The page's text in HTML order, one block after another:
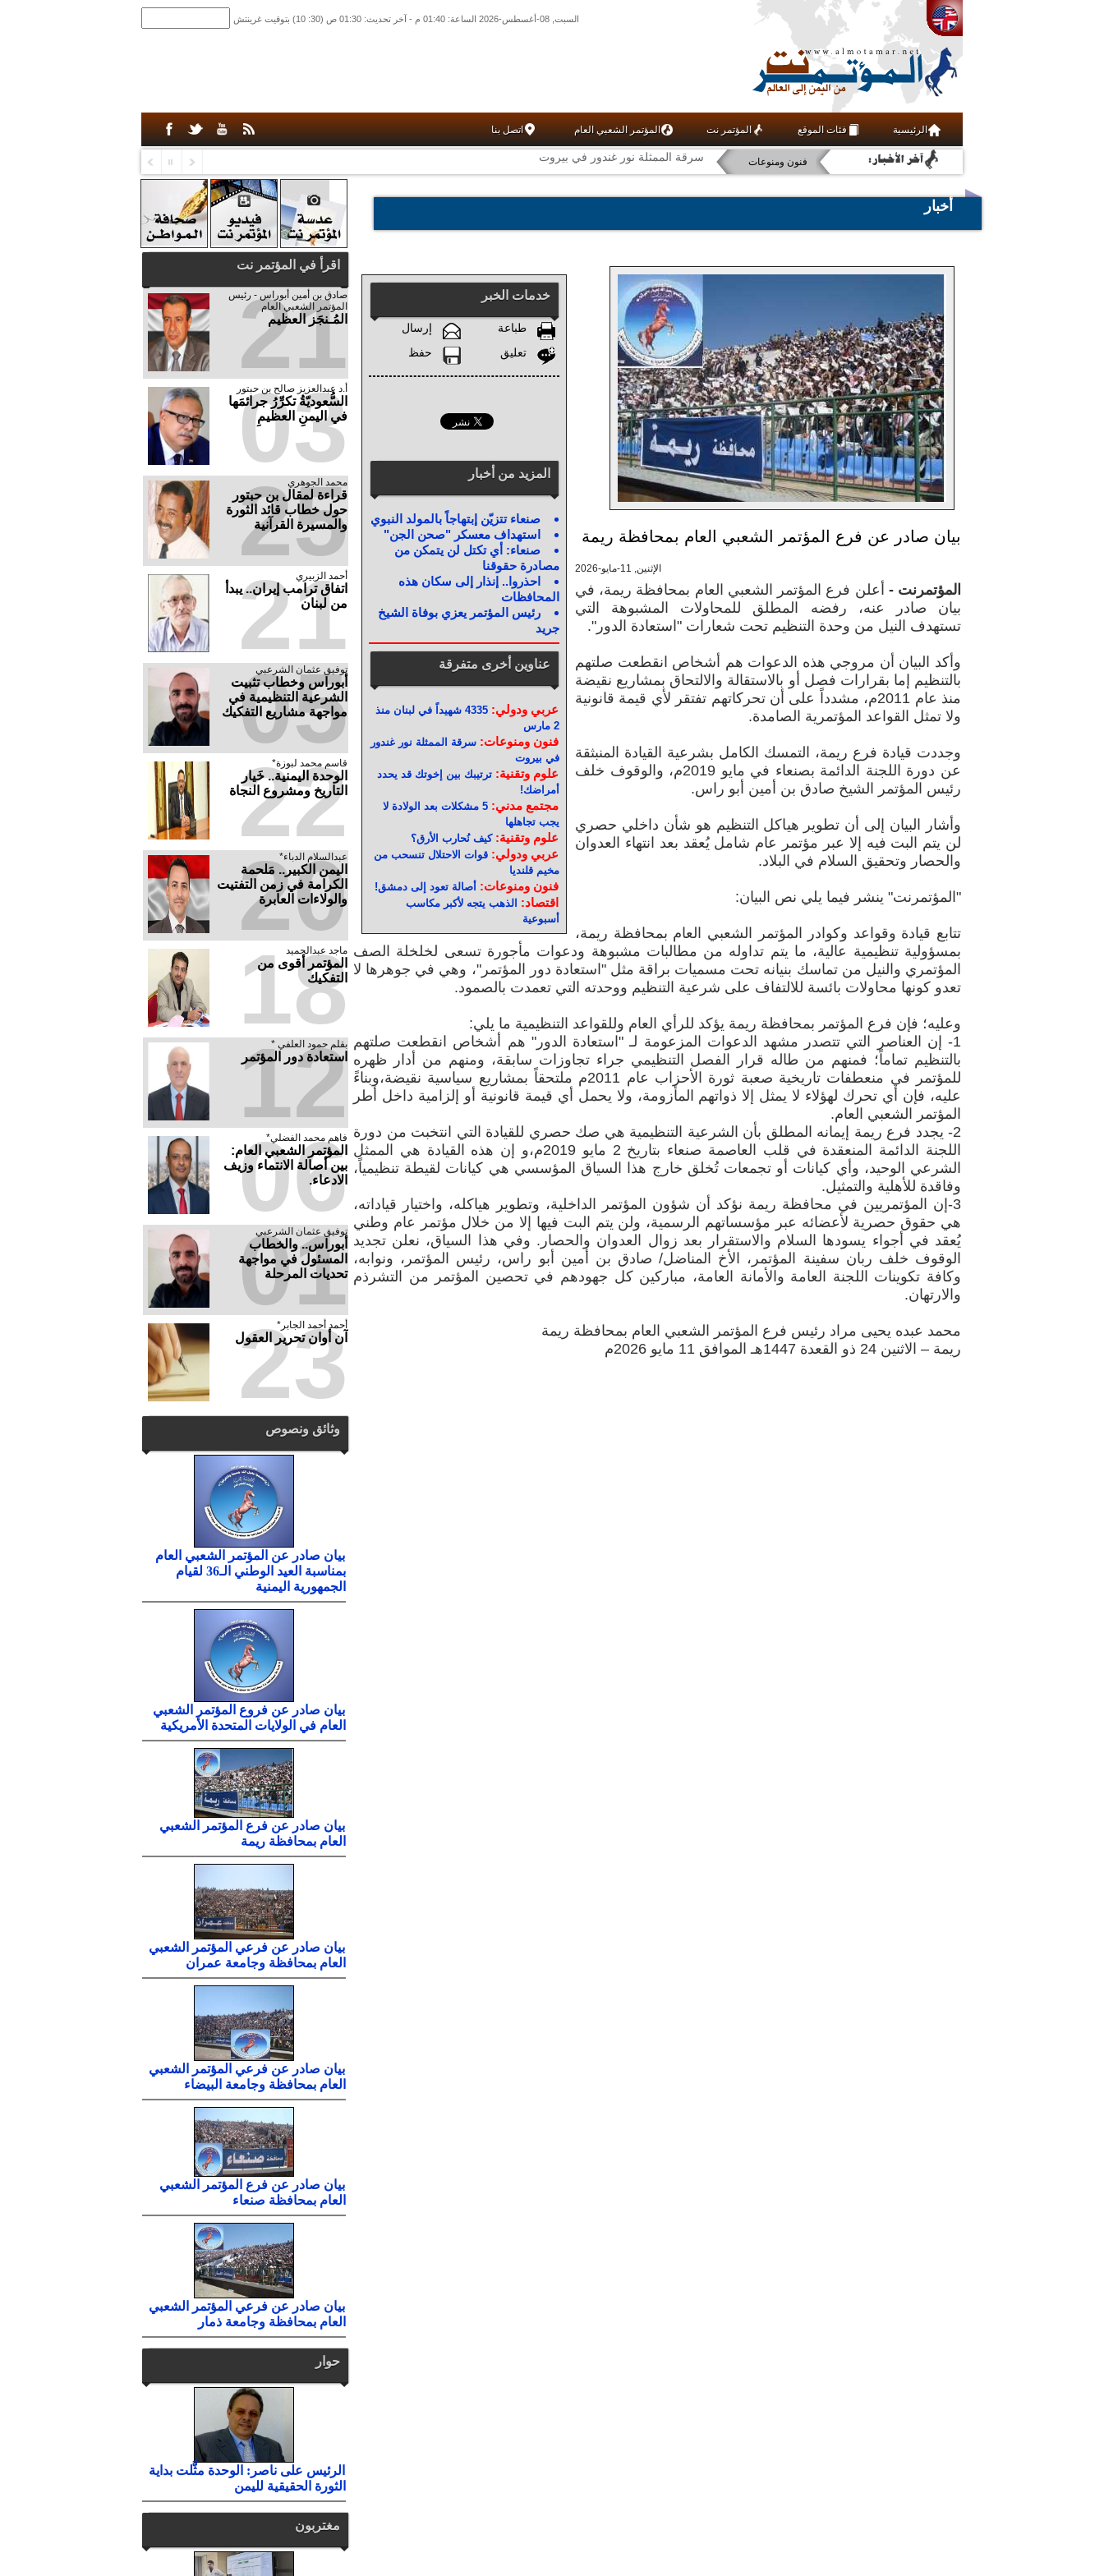
السبت, 08-أغسطس-2026 الساعة: 01:40 م - آخر تحديث: 01:30 ص (30: 10) بتوقيت غرينتش
الرئيسية فئات الموقع المؤتمر نت المؤتمر الشعبي العام اتصل بنا
مجتمع مدني
علوم وتقنية
أخبار
عربي ودولي
فنون ومنوعات سرقة الممثلة نور غندور في بيروت
أخبار
خدمات الخبر
طباعة
إرسال
تعليق
حفظ
المزيد من أخبار
صنعاء تتزيّن إبتهاجاً بالمولد النبوي
استهداف معسكر "صحن الجن"
صنعاء: أي تكتل لن يتمكن من
مصادرة حقوقنا
احذروا.. إنذار إلى سكان هذه
المحافظات
رئيس المؤتمر يعزي بوفاة الشيخ
جريد
عناوين أخرى متفرقة
عربي ودولي:
4335 شهيداً في لبنان منذ
2 مارس
فنون ومنوعات:سرقة الممثلة نور غندور
في بيروت
علوم وتقنية:ترتيبك بين إخوتك قد يحدد
أمراضك!
مجتمع مدني:
5 مشكلات بعد الولادة لا
يجب تجاهلها
علوم وتقنية:كيف نُحارب الأرق؟
عربي ودولي:قوات الاحتلال تنسحب من
مخيم قلنديا
فنون ومنوعات:أصالة تعود إلى دمشق!
اقتصاد: الذهب يتجه لأكبر مكاسب
أسبوعية
بيان صادر عن فرع المؤتمر الشعبي العام بمحافظة ريمة
الإثنين, 11-مايو-2026
المؤتمرنت - أعلن فرع المؤتمر الشعبي العام بمحافظة ريمة، في
بيان صادر عنه، رفضه المطلق للمحاولات المشبوهة التي
تستهدف النيل من وحدة التنظيم تحت شعارات "استعادة الدور".
وأكد البيان أن مروجي هذه الدعوات هم أشخاص انقطعت صلتهم
بالتنظيم إما بقرارات فصل أو بالاستقالة والالتحاق بمشاريع نقيضة
منذ عام 2011م، مشدداً على أن تحركاتهم تفتقر لأي قيمة قانونية
ولا تمثل القواعد المؤتمرية الصامدة.
وجددت قيادة فرع ريمة، التمسك الكامل بشرعية القيادة المنبثقة
عن دورة اللجنة الدائمة بصنعاء في مايو 2019م، والوقوف خلف
رئيس المؤتمر الشيخ صادق بن أمين أبو راس.
وأشار البيان إلى أن تطوير هياكل التنظيم هو شأن داخلي حصري
لن يتم البت فيه إلا عبر مؤتمر عام شامل يُعقد بعد انتهاء العدوان
والحصار وتحقيق السلام في البلاد.
"المؤتمرنت" ينشر فيما يلي نص البيان:
تتابع قيادة وقواعد وكوادر المؤتمر الشعبي العام بمحافظة ريمة،
بمسؤولية تنظيمية عالية، ما يتم تداوله من مطالبات مشبوهة ودعوات مأجورة تسعى لخلخلة الصف
المؤتمري والنيل من تماسك بنيانه تحت مسميات براقة مثل "استعادة دور المؤتمر"، وهي في جوهرها لا
تعدو كونها محاولات بائسة للالتفاف على شرعية التنظيم ووحدته التي تعمدت بالصمود.
وعليه؛ فإن فرع المؤتمر بمحافظة ريمة يؤكد للرأي العام وللقواعد التنظيمية ما يلي:
1- إن العناصر التي تتصدر مشهد الدعوات المزعومة لـ "استعادة الدور" هم أشخاص انقطعت صلتهم
بالتنظيم تماماً؛ فمنهم من طاله قرار الفصل التنظيمي جراء تجاوزات سابقة، ومنهم من أدار ظهره
للمؤتمر في منعطفات تاريخية صعبة ثورة الأحزاب عام 2011م ملتحقاً بمشاريع سياسية نقيضة،وبناءً
عليه، فإن أي تحرك لهؤلاء لا يمثل إلا ذواتهم المأزومة، ولا يحمل أي قيمة قانونية أو إلزامية داخل أطر
المؤتمر الشعبي العام.
2- يجدد فرع ريمة إيمانه المطلق بأن الشرعية التنظيمية هي صك حصري للقيادة التي انتخبت من دورة
اللجنة الدائمة المنعقدة في قلب العاصمة صنعاء بتاريخ 2 مايو 2019م،و إن هذه القيادة هي الممثل
الشرعي الوحيد، وأي كيانات أو تجمعات تُخلق خارج هذا السياق المؤسسي هي كيانات لقيطة تنظيمياً،
وفاقدة للأهلية والتمثيل.
3-إن المؤتمريين في محافظة ريمة نؤكد أن شؤون المؤتمر الداخلية، وتطوير هياكله، واختيار قياداته،
هي حقوق حصرية لأعضائه عبر مؤسساتهم الرسمية، ولن يتم البت فيها إلا من خلال مؤتمر عام وطني
يُعقد في أجواء يسودها السلام والاستقرار بعد زوال العدوان والحصار. وفي هذا السياق، نعلن تجديد
الوقوف خلف ربان سفينة المؤتمر، الأخ المناضل/ صادق بن أمين أبو راس، رئيس المؤتمر، ونوابه،
وكافة تكوينات اللجنة العامة والأمانة العامة، مباركين كل جهودهم في تحصين المؤتمر من التشرذم
والارتهان.
محمد عبده يحيى مراد رئيس فرع المؤتمر الشعبي العام بمحافظة ريمة
ريمة – الاثنين 24 ذو القعدة 1447هـ الموافق 11 مايو 2026م
اقرأ في المؤتمر نت
صادق‮ ‬بن‮ ‬أمين‮ ‬أبوراس - رئيس‮
‬المؤتمر‮ ‬الشعبي‮ ‬العام
المُـنجَز العظيم
21
أ.د عبدالعزيز صالح بن حبتور
السُّعوديّةُ تكرِّرُ جرائمَها
في اليمنِ العظيمِ
03
محمد الجوهري
قراءة لمقال بن حبتور
حول خطاب قائد الثورة
والمسيرة القرآنية
25
أحمد الزبيري
اتفاق ترامب إيران.. يبدأ
من لبنان
21
توفيق عثمان الشرعبي
أبوراس وخطاب تثبيت
الشرعية التنظيمية في
مواجهة مشاريع التفكيك
05
قاسم محمد لبوزة*
الوحدة اليمنية.. خَيار
التاريخ ومشروع النجاة
22
عبدالسلام الدباء*
​اليمن الكبير.. مَلحمة
الكرامة في زمن التفتيت
والولاءات العابرة
20
ماجد عبدالحميد
المؤتمر أقوى من
التفكيك
18
بقلم حمود العلفي *
استعادة دور المؤتمر
12
فاهم محمد الفضلي*
المؤتمر الشعبي العام:
بين أصالة الانتماء وزيف
الادعاء.
06
توفيق عثمان الشرعبي
أبوراس.. والخطاب
المسئول في مواجهة
تحديات المرحلة
01
أحمد أحمد الجابر*
آن أوان تحرير العقول
23
وثائق ونصوص
بيان صادر عن المؤتمر الشعبي العام
بمناسبة العيد الوطني الـ36 لقيام
الجمهورية اليمنية
بيان صادر عن فروع المؤتمر الشعبي
العام في الولايات المتحدة الأمريكية
بيان صادر عن فرع المؤتمر الشعبي
العام بمحافظة ريمة
بيان صادر عن فرعي المؤتمر الشعبي
العام بمحافظة وجامعة عمران
بيان صادر عن فرعي المؤتمر الشعبي
العام بمحافظة وجامعة البيضاء
بيان صادر عن فرع المؤتمر الشعبي
العام بمحافظة صنعاء
بيان صادر عن فرعي المؤتمر الشعبي
العام بمحافظة وجامعة ذمار
حوار
الرئيس على ناصر: الوحدة مثَّلت بداية
الثورة الحقيقية لليمن
مغتربون